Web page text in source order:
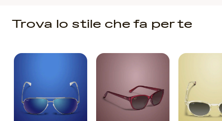
Trova lo stile che fa per te